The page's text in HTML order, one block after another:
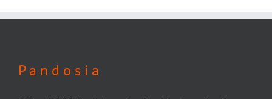
P a n d o s i a